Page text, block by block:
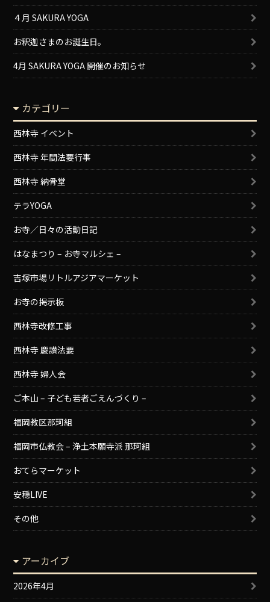
４月 SAKURA YOGA
お釈迦さまのお誕生日。
4月 SAKURA YOGA 開催のお知らせ
カテゴリー
西林寺 イベント
西林寺 年間法要行事
西林寺 納骨堂
テラYOGA
お寺／日々の活動日記
はなまつり – お寺マルシェ –
吉塚市場リトルアジアマーケット
お寺の掲示板
西林寺改修工事
西林寺 慶讃法要
西林寺 婦人会
ご本山 – 子ども若者ごえんづくり –
福岡教区那珂組
福岡市仏教会 – 浄土本願寺派 那珂組
おてらマーケット
安穏LIVE
その他
アーカイブ
2026年4月